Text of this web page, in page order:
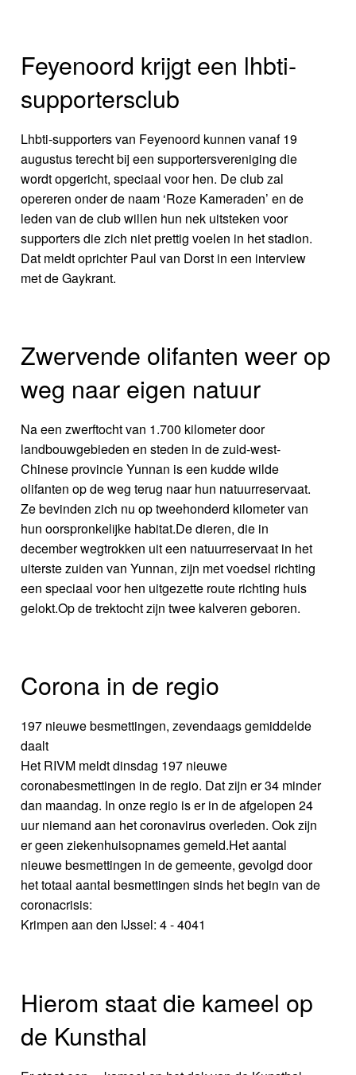
Feyenoord krijgt een lhbti-
supportersclub
Lhbti-supporters van Feyenoord kunnen vanaf 19
augustus terecht bij een supportersvereniging die
wordt opgericht, speciaal voor hen. De club zal
opereren onder de naam ‘Roze Kameraden’ en de
leden van de club willen hun nek uitsteken voor
supporters die zich niet prettig voelen in het stadion.
Dat meldt oprichter Paul van Dorst in een interview
met de Gaykrant.
Zwervende olifanten weer op
weg naar eigen natuur
Na een zwerftocht van 1.700 kilometer door
landbouwgebieden en steden in de zuid-west-
Chinese provincie Yunnan is een kudde wilde
olifanten op de weg terug naar hun natuurreservaat.
Ze bevinden zich nu op tweehonderd kilometer van
hun oorspronkelijke habitat.De dieren, die in
december wegtrokken uit een natuurreservaat in het
uiterste zuiden van Yunnan, zijn met voedsel richting
een speciaal voor hen uitgezette route richting huis
gelokt.Op de trektocht zijn twee kalveren geboren.
Corona in de regio
197 nieuwe besmettingen, zevendaags gemiddelde
daalt
Het RIVM meldt dinsdag 197 nieuwe
coronabesmettingen in de regio. Dat zijn er 34 minder
dan maandag. In onze regio is er in de afgelopen 24
uur niemand aan het coronavirus overleden. Ook zijn
er geen ziekenhuisopnames gemeld.Het aantal
nieuwe besmettingen in de gemeente, gevolgd door
het totaal aantal besmettingen sinds het begin van de
coronacrisis:
Krimpen aan den IJssel: 4 - 4041
Hierom staat die kameel op
de Kunsthal